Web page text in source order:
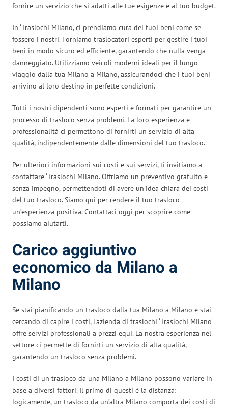
fornire un servizio che si adatti alle tue esigenze e al tuo budget.
In ‘Traslochi Milano’, ci prendiamo cura dei tuoi beni come se
fossero i nostri. Forniamo traslocatori esperti per gestire i tuoi
beni in modo sicuro ed efficiente, garantendo che nulla venga
danneggiato. Utilizziamo veicoli moderni ideali per il lungo
viaggio dalla tua Milano a Milano, assicurandoci che i tuoi beni
arrivino al loro destino in perfette condizioni.
Tutti i nostri dipendenti sono esperti e formati per garantire un
processo di trasloco senza problemi. La loro esperienza e
professionalità ci permettono di fornirti un servizio di alta
qualità, indipendentemente dalle dimensioni del tuo trasloco.
Per ulteriori informazioni sui costi e sui servizi, ti invitiamo a
contattare ‘Traslochi Milano’. Offriamo un preventivo gratuito e
senza impegno, permettendoti di avere un’idea chiara dei costi
del tuo trasloco. Siamo qui per rendere il tuo trasloco
un’esperienza positiva. Contattaci oggi per scoprire come
possiamo aiutarti.
Carico aggiuntivo
economico da Milano a
Milano
Se stai pianificando un trasloco dalla tua Milano a Milano e stai
cercando di capire i costi, l’azienda di traslochi ‘Traslochi Milano’
offre servizi professionali a prezzi equi. La nostra esperienza nel
settore ci permette di fornirti un servizio di alta qualità,
garantendo un trasloco senza problemi.
I costi di un trasloco da una Milano a Milano possono variare in
base a diversi fattori. Il primo di questi è la distanza:
logicamente, un trasloco da un’altra Milano comporta dei costi di